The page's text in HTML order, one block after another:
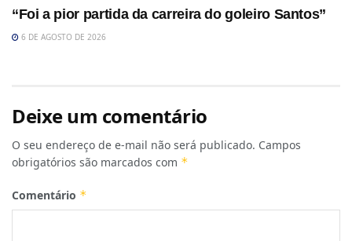
“Foi a pior partida da carreira do goleiro Santos”
6 DE AGOSTO DE 2026
Deixe um comentário
O seu endereço de e-mail não será publicado. Campos
obrigatórios são marcados com *
Comentário *